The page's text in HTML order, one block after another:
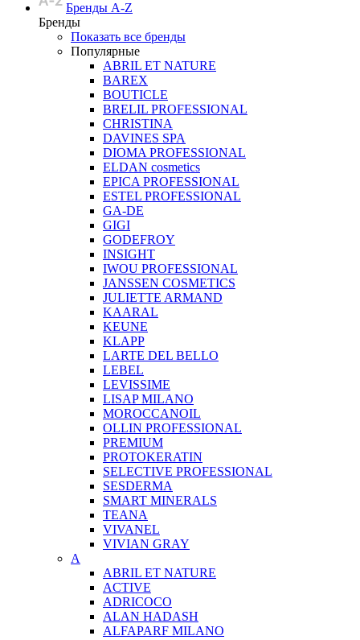
Бренды A-Z
Бренды
Показать все бренды
Популярные
ABRIL ET NATURE
BAREX
BOUTICLE
BRELIL PROFESSIONAL
CHRISTINA
DAVINES SPA
DIOMA PROFESSIONAL
ELDAN cosmetics
EPICA PROFESSIONAL
ESTEL PROFESSIONAL
GA-DE
GIGI
GODEFROY
INSIGHT
IWOU PROFESSIONAL
JANSSEN COSMETICS
JULIETTE ARMAND
KAARAL
KEUNE
KLAPP
LARTE DEL BELLO
LEBEL
LEVISSIME
LISAP MILANO
MOROCCANOIL
OLLIN PROFESSIONAL
PREMIUM
PROTOKERATIN
SELECTIVE PROFESSIONAL
SESDERMA
SMART MINERALS
TEANA
VIVANEL
VIVIAN GRAY
A
ABRIL ET NATURE
ACTIVE
ADRICOCO
ALAN HADASH
ALFAPARF MILANO